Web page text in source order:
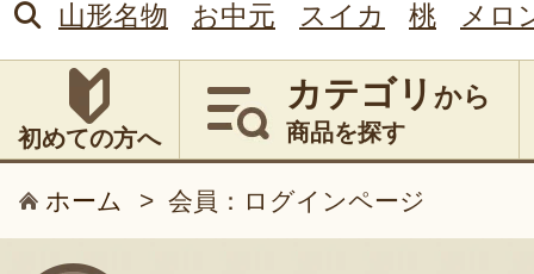
山形名物 お中元 スイカ 桃 メロ
初めての方へ
カテゴリ から
商品を探す
ホーム > 会員：ログインページ